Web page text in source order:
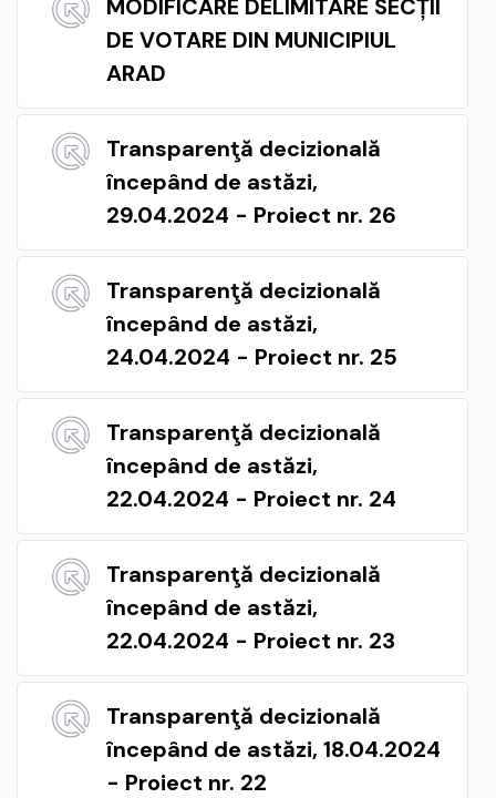
MODIFICARE DELIMITARE SECȚII
DE VOTARE DIN MUNICIPIUL
ARAD
Transparenţă decizională
începând de astăzi,
29.04.2024 - Proiect nr. 26
Transparenţă decizională
începând de astăzi,
24.04.2024 - Proiect nr. 25
Transparenţă decizională
începând de astăzi,
22.04.2024 - Proiect nr. 24
Transparenţă decizională
începând de astăzi,
22.04.2024 - Proiect nr. 23
Transparenţă decizională
începând de astăzi, 18.04.2024
- Proiect nr. 22